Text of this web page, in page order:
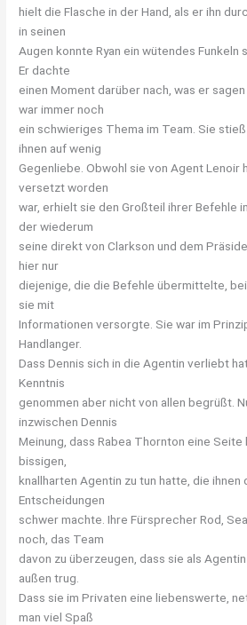
hielt die Flasche in der Hand, als er ihn
in seinen
Augen konnte Ryan ein wütendes Funkeln
Er dachte
einen Moment darüber nach, was er
war immer noch
ein schwieriges Thema im Team. Sie
ihnen auf wenig
Gegenliebe. Obwohl sie von Agent Lenoir
versetzt worden
war, erhielt sie den Großteil ihrer Befehle
der wiederum
seine direkt von Clarkson und dem
hier nur
diejenige, die die Befehle übermittelte,
sie mit
Informationen versorgte. Sie war im
Handlanger.
Dass Dennis sich in die Agentin verliebt
Kenntnis
genommen aber nicht von allen begrüßt.
inzwischen Dennis
Meinung, dass Rabea Thornton eine
bissigen,
knallharten Agentin zu tun hatte, die ihnen
Entscheidungen
schwer machte. Ihre Fürsprecher Rod,
noch, das Team
davon zu überzeugen, dass sie als
außen trug.
Dass sie im Privaten eine liebenswerte,
man viel Spaß